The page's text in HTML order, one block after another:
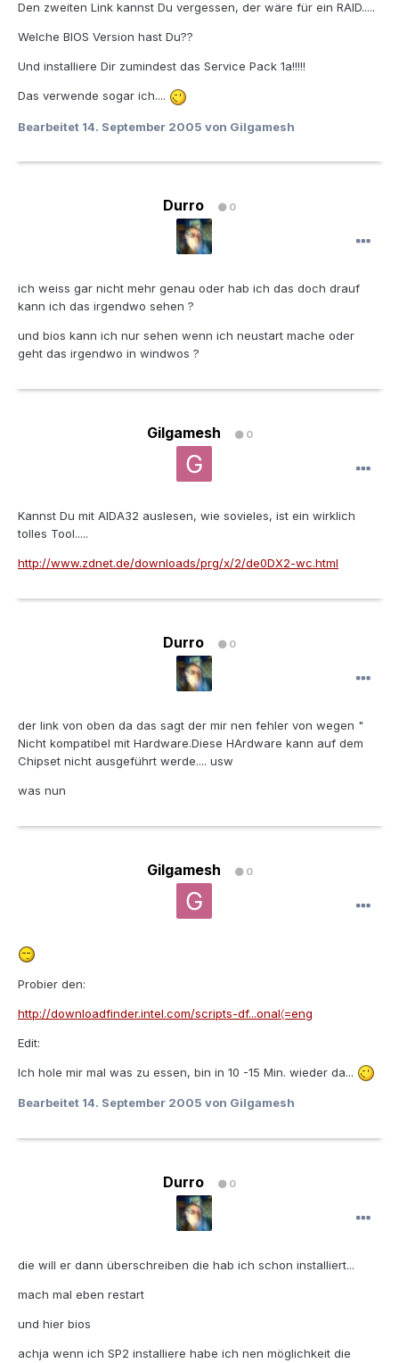
Den zweiten Link kannst Du vergessen, der wäre für ein RAID.....
Welche BIOS Version hast Du??
Und installiere Dir zumindest das Service Pack 1a!!!!!
Das verwende sogar ich....
Bearbeitet 14. September 2005 von Gilgamesh
Durro 0
ich weiss gar nicht mehr genau oder hab ich das doch drauf
kann ich das irgendwo sehen ?
und bios kann ich nur sehen wenn ich neustart mache oder
geht das irgendwo in windwos ?
Gilgamesh 0
Kannst Du mit AIDA32 auslesen, wie sovieles, ist ein wirklich
tolles Tool.....
http://www.zdnet.de/downloads/prg/x/2/de0DX2-wc.html
Durro 0
der link von oben da das sagt der mir nen fehler von wegen "
Nicht kompatibel mit Hardware.Diese HArdware kann auf dem
Chipset nicht ausgeführt werde.... usw
was nun
Gilgamesh 0
Probier den:
http://downloadfinder.intel.com/scripts-df...onal〈=eng
Edit:
Ich hole mir mal was zu essen, bin in 10 -15 Min. wieder da...
Bearbeitet 14. September 2005 von Gilgamesh
Durro 0
die will er dann überschreiben die hab ich schon installiert...
mach mal eben restart
und hier bios
achja wenn ich SP2 installiere habe ich nen möglichkeit die